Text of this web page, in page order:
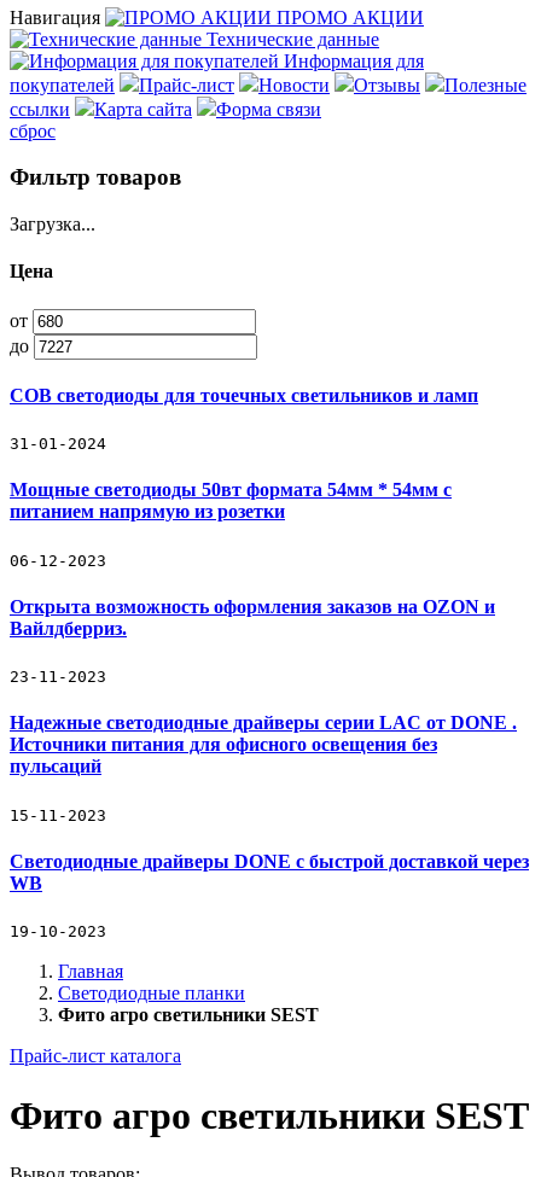
Навигация
ПРОМО АКЦИИ
Технические данные
Информация для
покупателей
Прайс-лист Новости Отзывы
Полезные
ссылки
Карта сайта
Форма связи
сброс
Фильтр товаров
Загрузка...
Цена
от
до
COB светодиоды для точечных светильников и ламп
31-01-2024
Мощные светодиоды 50вт формата 54мм * 54мм с
питанием напрямую из розетки
06-12-2023
Открыта возможность оформления заказов на OZON и
Вайлдберриз.
23-11-2023
Надежные светодиодные драйверы серии LAC от DONE .
Источники питания для офисного освещения без
пульсаций
15-11-2023
Светодиодные драйверы DONE с быстрой доставкой через
WB
19-10-2023
Главная
Светодиодные планки
Фито агро светильники SEST
Прайс-лист каталога
Фито агро светильники SEST